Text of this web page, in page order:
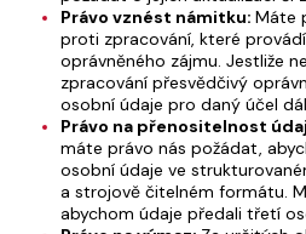
Právo vznést námitku: Máte
proti zpracování, které
oprávněného zájmu. Jestliže
zpracování přesvědčivý
osobní údaje pro daný účel
Právo na přenositelnost
máte právo nás požádat,
osobní údaje ve
a strojově čitelném formátu.
abychom údaje předali třetí